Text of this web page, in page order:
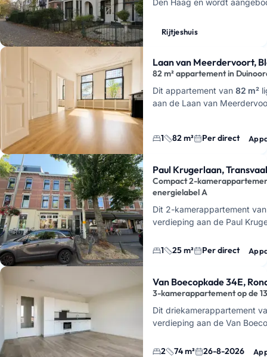
Den Haag en wordt
gaat om een
Rijtjeshuis
Laan van Meerdervoort,
82 m² appartement in
Dit appartement van 82 m²
aan de Laan van
1 82 m² Per direct
Paul Krugerlaan,
Compact 2-
energielabel A
Dit 2-kamerappartement
verdieping aan de Paul
aparte sla…
1 25 m² Per direct
Van Boecopkade 34E,
3-kamerappartement op de
Dit driekamerappartement
verdieping aan de Van
2 74 m² 26-8-2026